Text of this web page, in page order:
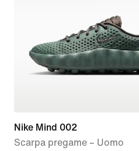
Nike Mind 002
Scarpa pregame – Uomo